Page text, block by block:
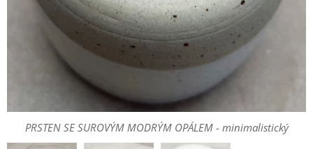
PRSTEN SE SUROVÝM MODRÝM OPÁLEM - minimalistický
PRSTEN SE SUROVÝM MODRÝM OPÁLEM - minimalistický
PRSTEN SE SUROVÝM MODRÝM OPÁLEM - minimalistický